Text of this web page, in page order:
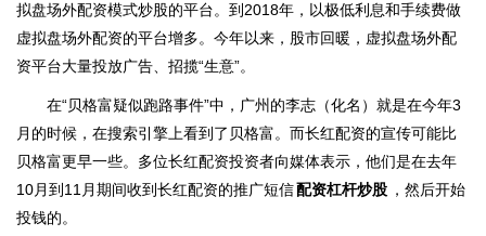
拟盘场外配资模式炒股的平台。到2018年，以极低利息和手续费做
虚拟盘场外配资的平台增多。今年以来，股市回暖，虚拟盘场外配
资平台大量投放广告、招揽“生意”。
在“贝格富疑似跑路事件”中，广州的李志（化名）就是在今年3
月的时候，在搜索引擎上看到了贝格富。而长红配资的宣传可能比
贝格富更早一些。多位长红配资投资者向媒体表示，他们是在去年
10月到11月期间收到长红配资的推广短信配资杠杆炒股 ，然后开始
投钱的。